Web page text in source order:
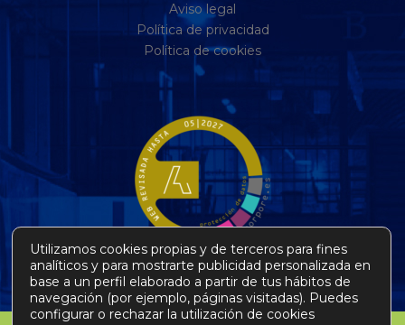
Aviso legal
Política de privacidad
Política de cookies
Utilizamos cookies propias y de terceros para fines
analíticos y para mostrarte publicidad personalizada en
base a un perfil elaborado a partir de tus hábitos de
navegación (por ejemplo, páginas visitadas). Puedes
configurar o rechazar la utilización de cookies